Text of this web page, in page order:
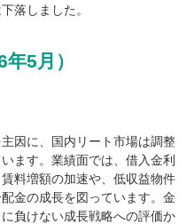
落しました。
5月）
因に、国内リート市場は調整
ます。業績面では、借入金利
料増額の加速や、低収益物件
金の成長を図っています。金
負けない成長戦略への評価か